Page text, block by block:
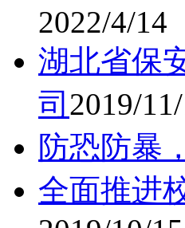
2022/4/14
湖北省保
司 2019/
防恐防暴
全面推进